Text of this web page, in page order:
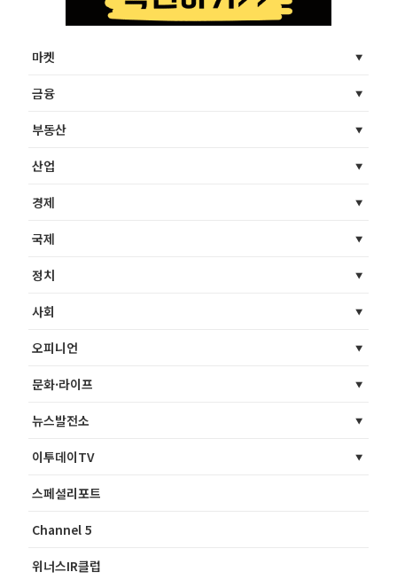
마켓
금융
부동산
산업
경제
국제
정치
사회
오피니언
문화·라이프
뉴스발전소
이투데이TV
스페셜리포트
Channel 5
위너스IR클럽